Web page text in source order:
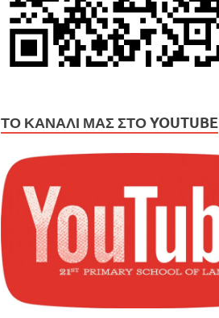
ΤΟ ΚΑΝΆΛΙ ΜΑΣ ΣΤΟ YOUTUBE